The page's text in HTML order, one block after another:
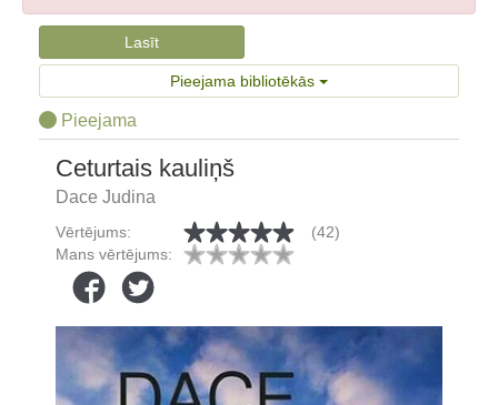
Lasīt
Pieejama bibliotēkās
Pieejama
Ceturtais kauliņš
Dace Judina
Vērtējums:
(42)
Mans vērtējums: